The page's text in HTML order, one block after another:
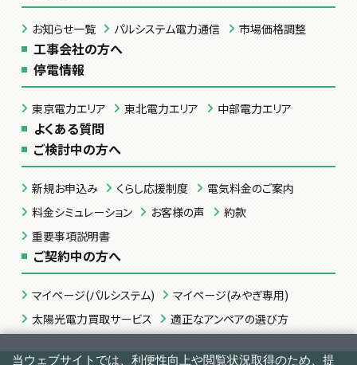
お知らせ一覧 パルシステム電力通信 市場価格調整
工事会社の方へ
停電情報
東京電力エリア 東北電力エリア 中部電力エリア
よくある質問
ご検討中の方へ
新規お申込み くらし応援制度
電気料金のご案内
料金シミュレーション
お客様の声
約款
重要事項説明書
ご契約中の方へ
マイページ(パルシステム)
マイページ(みやぎ専用)
太陽光電力買取サービス
適正なアンペアの選び方